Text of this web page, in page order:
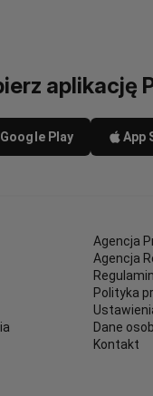
aplikację
Google Play App
Agencja
Agencja
Polityka
Dane
Kontakt